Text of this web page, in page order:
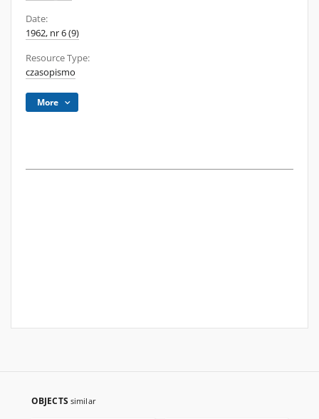
Date:
1962, nr 6 (9)
Resource Type:
czasopismo
More
OBJECTS similar